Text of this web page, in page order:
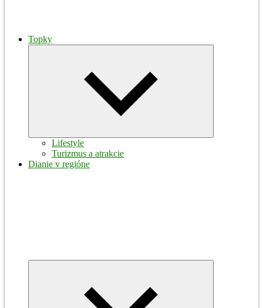
Topky
Lifestyle
Turizmus a atrakcie
Dianie v regióne